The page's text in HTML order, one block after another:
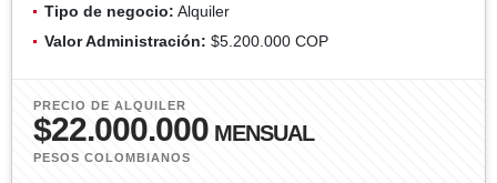
Tipo de negocio: Alquiler
Valor Administración: $5.200.000 COP
PRECIO DE ALQUILER
$22.000.000 MENSUAL
PESOS COLOMBIANOS